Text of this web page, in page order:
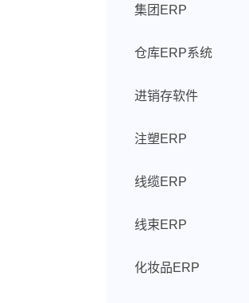
集团ERP
仓库ERP系统
进销存软件
注塑ERP
线缆ERP
线束ERP
化妆品ERP